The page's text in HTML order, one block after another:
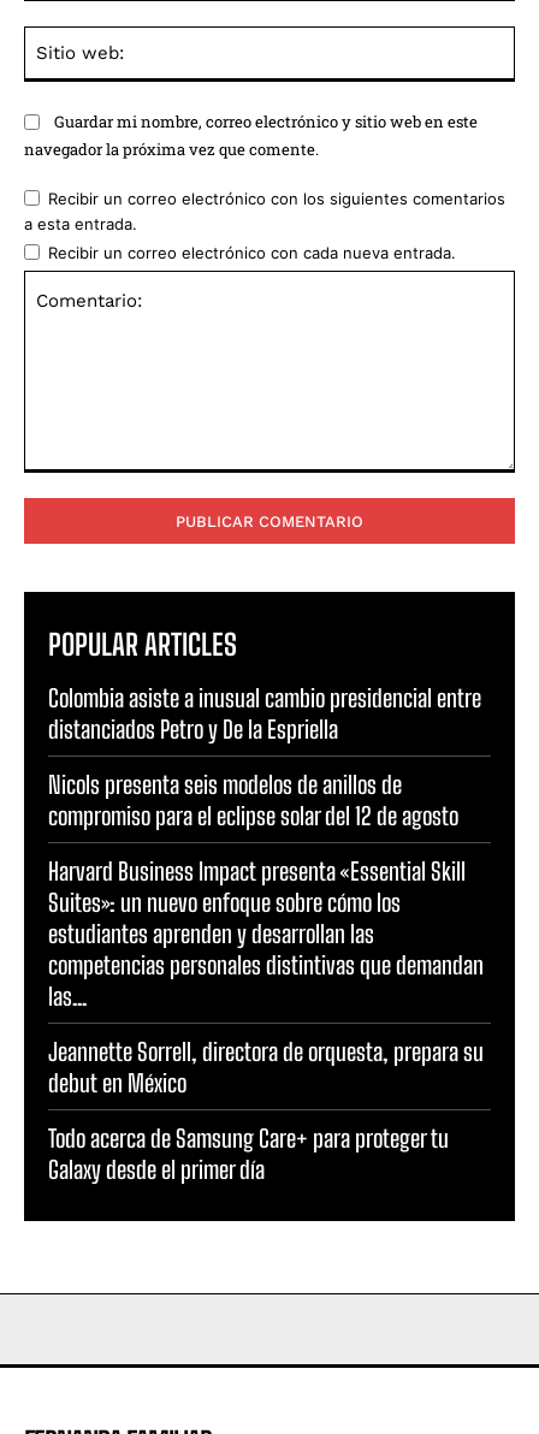
Guardar mi nombre, correo electrónico y sitio web en este
navegador la próxima vez que comente.
Recibir un correo electrónico con los siguientes comentarios
a esta entrada.
Recibir un correo electrónico con cada nueva entrada.
POPULAR ARTICLES
Colombia asiste a inusual cambio presidencial entre
distanciados Petro y De la Espriella
Nicols presenta seis modelos de anillos de
compromiso para el eclipse solar del 12 de agosto
Harvard Business Impact presenta «Essential Skill
Suites»: un nuevo enfoque sobre cómo los
estudiantes aprenden y desarrollan las
competencias personales distintivas que demandan
las...
Jeannette Sorrell, directora de orquesta, prepara su
debut en México
Todo acerca de Samsung Care+ para proteger tu
Galaxy desde el primer día